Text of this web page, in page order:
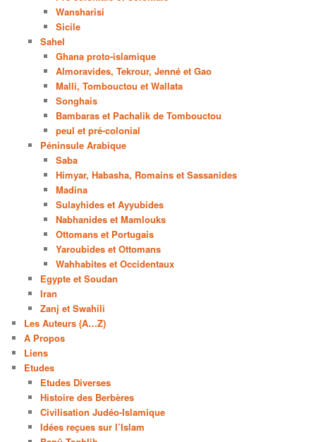
Wansharisi
Sicile
Sahel
Ghana proto-islamique
Almoravides, Tekrour, Jenné et Gao
Malli, Tombouctou et Wallata
Songhais
Bambaras et Pachalik de Tombouctou
peul et pré-colonial
Péninsule Arabique
Saba
Himyar, Habasha, Romains et Sassanides
Madina
Sulayhides et Ayyubides
Nabhanides et Mamlouks
Ottomans et Portugais
Yaroubides et Ottomans
Wahhabites et Occidentaux
Egypte et Soudan
Iran
Zanj et Swahili
Les Auteurs (A…Z)
A Propos
Liens
Etudes
Etudes Diverses
Histoire des Berbères
Civilisation Judéo-Islamique
Idées reçues sur l’Islam